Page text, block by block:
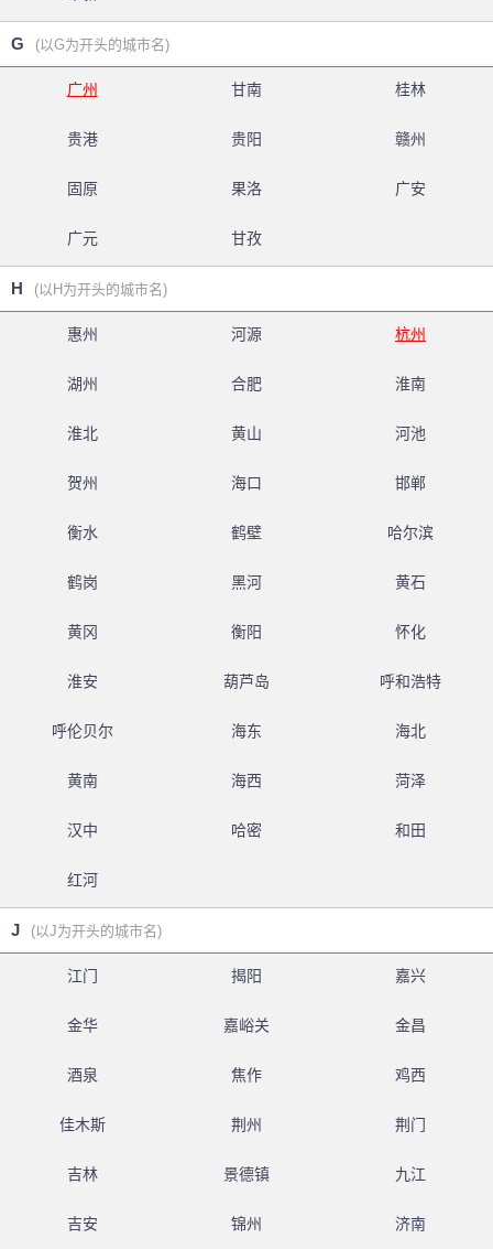
G (以G为开头的城市名)
广州 甘南 桂林
贵港 贵阳 赣州
固原 果洛 广安
广元 甘孜
H (以H为开头的城市名)
惠州 河源 杭州
湖州 合肥 淮南
淮北 黄山 河池
贺州 海口 邯郸
衡水 鹤壁 哈尔滨
鹤岗 黑河 黄石
黄冈 衡阳 怀化
淮安 葫芦岛 呼和浩特
呼伦贝尔 海东 海北
黄南 海西 菏泽
汉中 哈密 和田
红河
J (以J为开头的城市名)
江门 揭阳 嘉兴
金华 嘉峪关 金昌
酒泉 焦作 鸡西
佳木斯 荆州 荆门
吉林 景德镇 九江
吉安 锦州 济南